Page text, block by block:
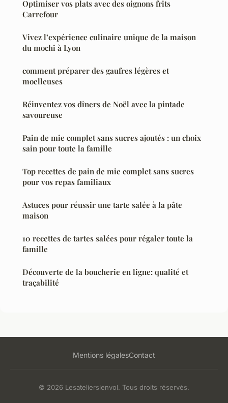
Optimiser vos plats avec des oignons frits
Carrefour
Vivez l’expérience culinaire unique de la maison
du mochi à Lyon
comment préparer des gaufres légères et
moelleuses
Réinventez vos dîners de Noël avec la pintade
savoureuse
Pain de mie complet sans sucres ajoutés : un choix
sain pour toute la famille
Top recettes de pain de mie complet sans sucres
pour vos repas familiaux
Astuces pour réussir une tarte salée à la pâte
maison
10 recettes de tartes salées pour régaler toute la
famille
Découverte de la boucherie en ligne: qualité et
traçabilité
Mentions légalesContact
© 2026 Lesatelierslenvol. Tous droits réservés.